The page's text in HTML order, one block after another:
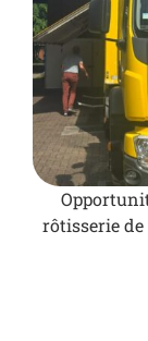
rôtisserie de